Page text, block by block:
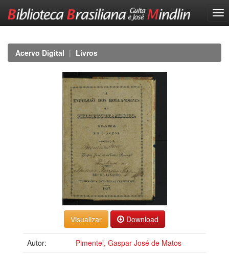
navigationAcervo Digital Livros
Download
Autor:
Pimentel, Gaspar José de Matos